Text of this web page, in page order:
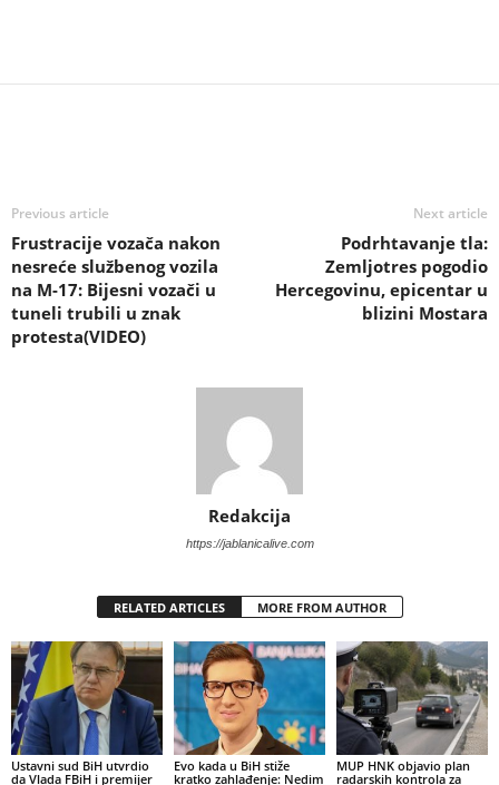
Previous article
Frustracije vozača nakon
nesreće službenog vozila
na M-17: Bijesni vozači u
tuneli trubili u znak
protesta(VIDEO)
Next article
Podrhtavanje tla:
Zemljotres pogodio
Hercegovinu, epicentar u
blizini Mostara
Redakcija
https://jablanicalive.com
RELATED ARTICLES MORE FROM AUTHOR
Ustavni sud BiH utvrdio
da Vlada FBiH i premijer
Evo kada u BiH stiže
kratko zahlađenje: Nedim
MUP HNK objavio plan
radarskih kontrola za